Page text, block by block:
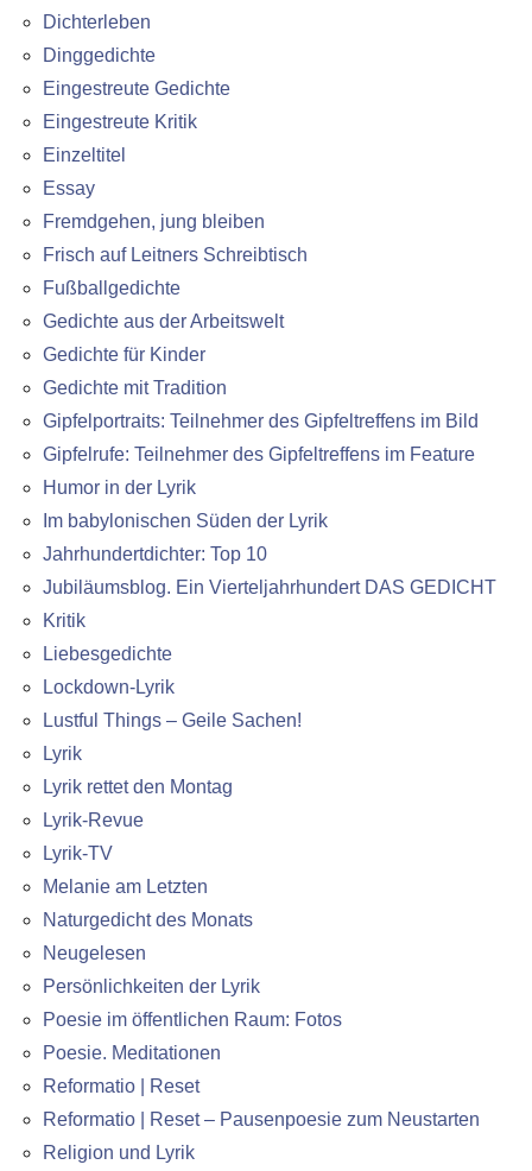
Dichterleben
Dinggedichte
Eingestreute Gedichte
Eingestreute Kritik
Einzeltitel
Essay
Fremdgehen, jung bleiben
Frisch auf Leitners Schreibtisch
Fußballgedichte
Gedichte aus der Arbeitswelt
Gedichte für Kinder
Gedichte mit Tradition
Gipfelportraits: Teilnehmer des Gipfeltreffens im Bild
Gipfelrufe: Teilnehmer des Gipfeltreffens im Feature
Humor in der Lyrik
Im babylonischen Süden der Lyrik
Jahrhundertdichter: Top 10
Jubiläumsblog. Ein Vierteljahrhundert DAS GEDICHT
Kritik
Liebesgedichte
Lockdown-Lyrik
Lustful Things – Geile Sachen!
Lyrik
Lyrik rettet den Montag
Lyrik-Revue
Lyrik-TV
Melanie am Letzten
Naturgedicht des Monats
Neugelesen
Persönlichkeiten der Lyrik
Poesie im öffentlichen Raum: Fotos
Poesie. Meditationen
Reformatio | Reset
Reformatio | Reset – Pausenpoesie zum Neustarten
Religion und Lyrik